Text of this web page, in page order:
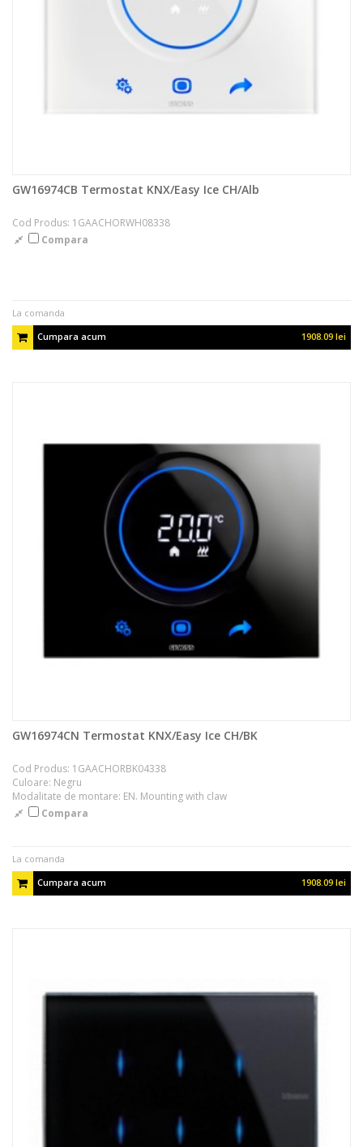
GW16974CB Termostat KNX/Easy Ice CH/Alb
Cod Produs: 1GAACHORWH08338
Compara
La comanda
Cumpara acum
1908.09 lei
GW16974CN Termostat KNX/Easy Ice CH/BK
Cod Produs: 1GAACHORBK04338
Culoare: Negru
Modalitate de montare: EN. Mounting with claw
Compara
La comanda
Cumpara acum
1908.09 lei